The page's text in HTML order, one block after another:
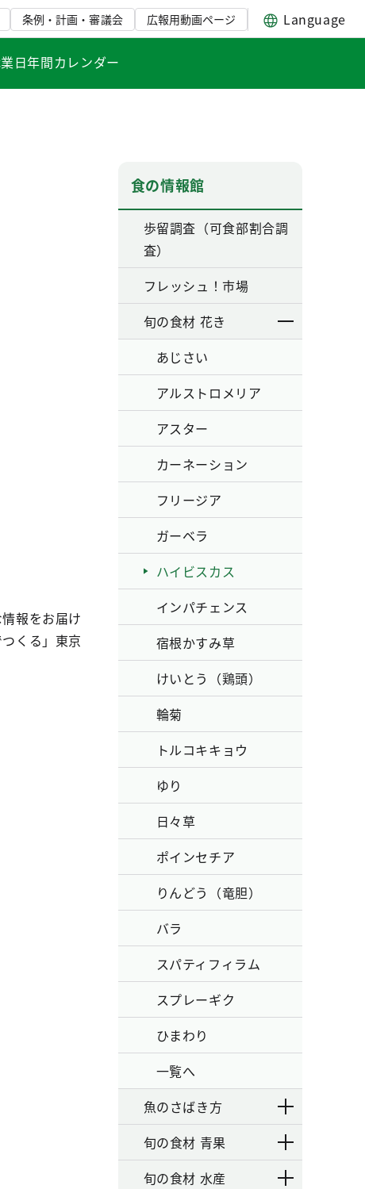
条例・計画・審議会 広報用動画ページ Language
日年間カレンダー
報をお届け
くる」東京
食の情報館
歩留調査（可食部割合調
査）
フレッシュ！市場
旬の食材 花き
あじさい
アルストロメリア
アスター
カーネーション
フリージア
ガーベラ
ハイビスカス
インパチェンス
宿根かすみ草
けいとう（鶏頭）
輪菊
トルコキキョウ
ゆり
日々草
ポインセチア
りんどう（竜胆）
バラ
スパティフィラム
スプレーギク
ひまわり
一覧へ
魚のさばき方
旬の食材 青果
旬の食材 水産